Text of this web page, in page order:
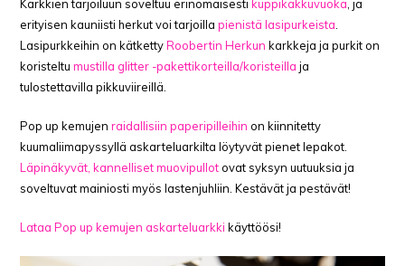
Karkkien tarjoiluun soveltuu erinomaisesti kuppikakkuvuoka, ja
erityisen kauniisti herkut voi tarjoillapienistä lasipurkeista.
Lasipurkkeihin on kätkettyRoobertin Herkun karkkeja ja purkit on
koristeltumustilla glitter -pakettikorteilla/koristeilla ja
tulostettavilla pikkuviireillä.
Pop up kemujenraidallisiin paperipilleihin on kiinnitetty
kuumaliimapyssyllä askarteluarkilta löytyvät pienet lepakot.
Läpinäkyvät, kannelliset muovipullot ovat syksyn uutuuksia ja
soveltuvat mainiosti myös lastenjuhliin. Kestävät ja pestävät!
Lataa Pop up kemujen askarteluarkki käyttöösi!